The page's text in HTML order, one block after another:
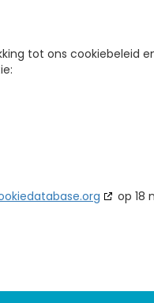
tot ons cookiebeleid
op 18